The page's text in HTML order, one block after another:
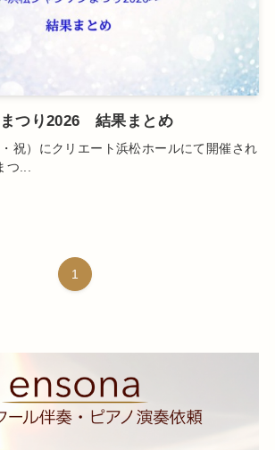
つり2026 結果まとめ
祝）にクリエート浜松ホールにて開催され
...
1